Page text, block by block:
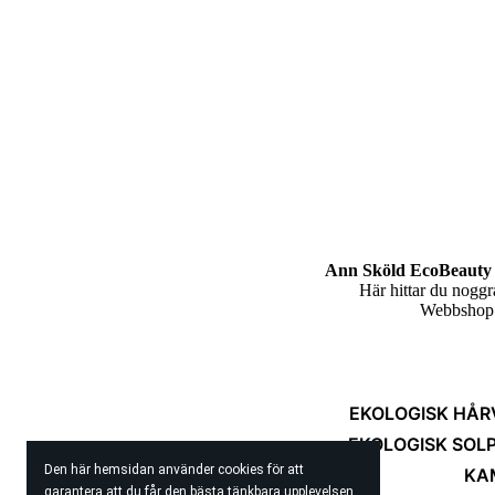
Den här hemsidan använder cookies för att
garantera att du får den bästa tänkbara upplevelsen
Ann Sköld EcoBeauty
Här hittar du
EKOLOGISK
EKOLOGISK